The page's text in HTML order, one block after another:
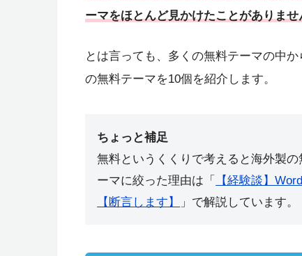
ーマをほとんど見かけたことがありませ
とは言っても、多くの無料テーマの中
の無料テーマを10個を紹介します。
ちょっと補足
無料というくくりで考えると海外製
ーマに絞った理由は「
【経験談】
【断言します】
」で解説しています。